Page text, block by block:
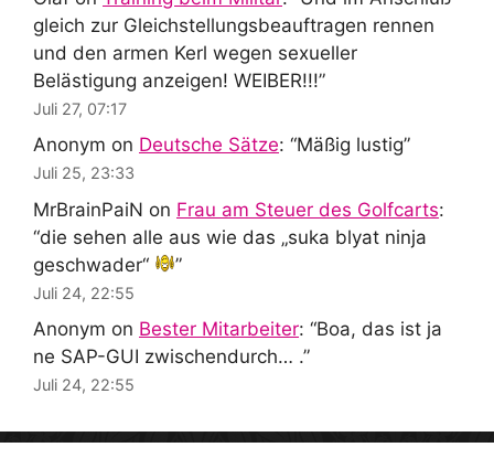
gleich zur Gleichstellungsbeauftragen rennen
und den armen Kerl wegen sexueller
Belästigung anzeigen! WEIBER!!!”
Juli 27, 07:17
Anonym on Deutsche Sätze: “Mäßig lustig”
Juli 25, 23:33
MrBrainPaiN on Frau am Steuer des Golfcarts:
“die sehen alle aus wie das „suka blyat ninja
geschwader“
”
Juli 24, 22:55
Anonym on Bester Mitarbeiter: “Boa, das ist ja
ne SAP-GUI zwischendurch… .”
Juli 24, 22:55